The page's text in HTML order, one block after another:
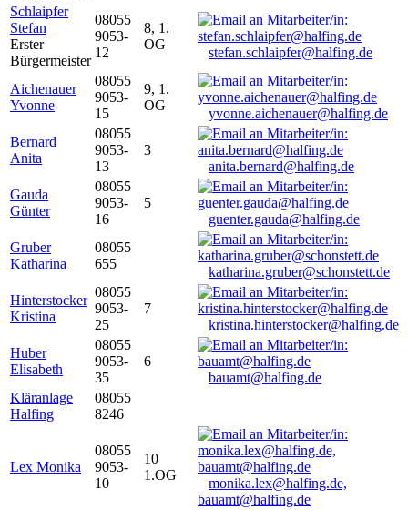
Schlaipfer
Stefan
Erster
Bürgermeister
08055
9053-
12
8, 1.
OG
stefan.schlaipfer@halfing.de
Aichenauer
Yvonne
08055
9053-
15
9, 1.
OG
yvonne.aichenauer@halfing.de
Bernard
Anita
08055
9053-
13
3
anita.bernard@halfing.de
Gauda
Günter
08055
9053-
16
5
guenter.gauda@halfing.de
Gruber
Katharina
08055
655
katharina.gruber@schonstett.de
Hinterstocker
Kristina
08055
9053-
25
7
kristina.hinterstocker@halfing.de
Huber
Elisabeth
08055
9053-
35
6
bauamt@halfing.de
Kläranlage
Halfing
08055
8246
Lex Monika
08055
9053-
10
10
1.OG
monika.lex@halfing.de,
bauamt@halfing.de